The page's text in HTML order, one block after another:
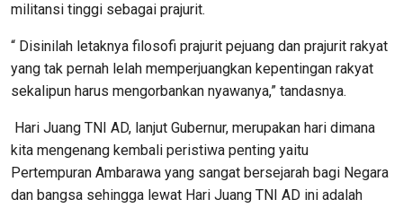
militansi tinggi sebagai prajurit.
“ Disinilah letaknya filosofi prajurit pejuang dan prajurit rakyat
yang tak pernah lelah memperjuangkan kepentingan rakyat
sekalipun harus mengorbankan nyawanya,” tandasnya.
Hari Juang TNI AD, lanjut Gubernur, merupakan hari dimana
kita mengenang kembali peristiwa penting yaitu
Pertempuran Ambarawa yang sangat bersejarah bagi Negara
dan bangsa sehingga lewat Hari Juang TNI AD ini adalah